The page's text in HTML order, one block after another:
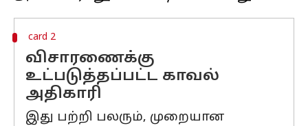
card 2
விசாரணைக்கு
உட்படுத்தப்பட்ட காவல்
அதிகாரி
இது பற்றி பலரும், முறையான